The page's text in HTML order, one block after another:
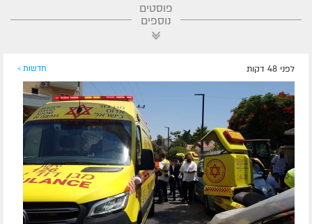
פוסטים
נוספים
לפני 48 דקות חדשות »